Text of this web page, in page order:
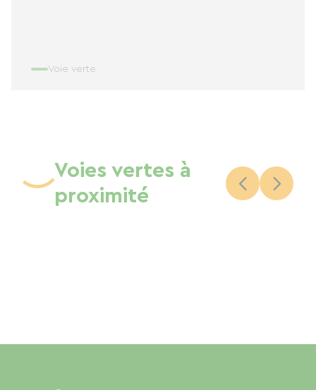
Voie verte
Voies vertes à
proximité